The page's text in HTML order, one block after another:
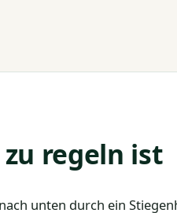
regeln ist
unten durch ein